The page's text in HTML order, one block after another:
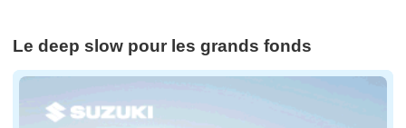
Le deep slow pour les grands fonds